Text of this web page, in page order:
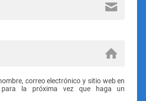
correo electrónico y sitio web en
para la próxima vez que haga un